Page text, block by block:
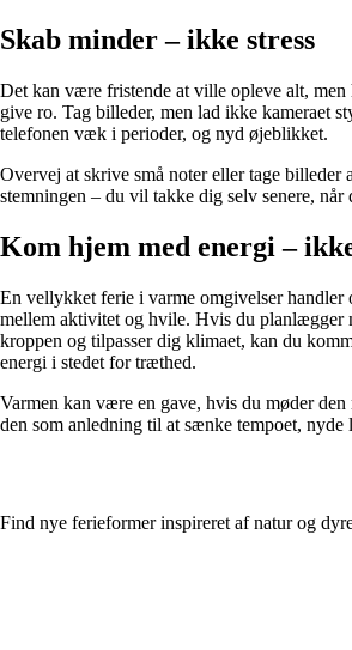
Skab minder – ikke stress
Det kan være fristende at ville opleve alt, men
give ro. Tag billeder, men lad ikke kameraet
telefonen væk i perioder, og nyd øjeblikket.
Overvej at skrive små noter eller tage billeder
stemningen – du vil takke dig selv senere, når
Kom hjem med energi –
En vellykket ferie i varme omgivelser handler
mellem aktivitet og hvile. Hvis du planlægger
kroppen og tilpasser dig klimaet, kan du
energi i stedet for træthed.
Varmen kan være en gave, hvis du møder den
den som anledning til at sænke tempoet, nyde
Find nye ferieformer inspireret af natur og